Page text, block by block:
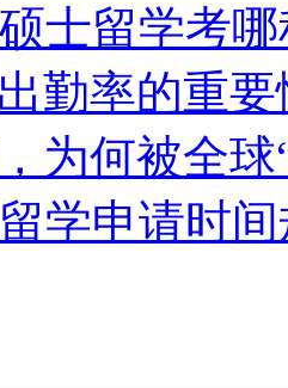
士留学考
勤率的重要
为何被全球
学申请时